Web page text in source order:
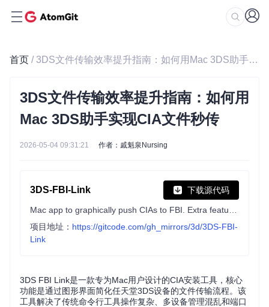
首页 / 3DS文件传输效率提升指南：如何用Mac 3DS助手实现CIA文件秒传
3DS文件传输效率提升指南：如何用
Mac 3DS助手实现CIA文件秒传
2026-05-04 09:31:21 作者：戚魁泉Nursing
3DS-FBI-Link 下载源代码
项目地址： https://gitcode.com/gh_mirrors/3d/3DS-FBI-
Link
3DS FBI Link是一款专为Mac用户设计的CIA安装工具，核心
功能是通过图形界面简化任天堂3DS设备的文件传输流程。该
工具解决了传统命令行工具操作复杂、多设备管理混乱和端口